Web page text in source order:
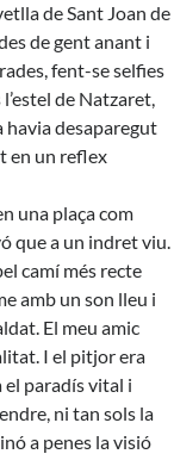
de Sant Joan de
de gent anant i
fent-se selfies
de Natzaret,
desaparegut
en un reflex
una plaça com
que a un indret viu.
camí més recte
amb un son lleu i
El meu amic
I el pitjor era
el paradís vital i
ni tan sols la
a penes la visió